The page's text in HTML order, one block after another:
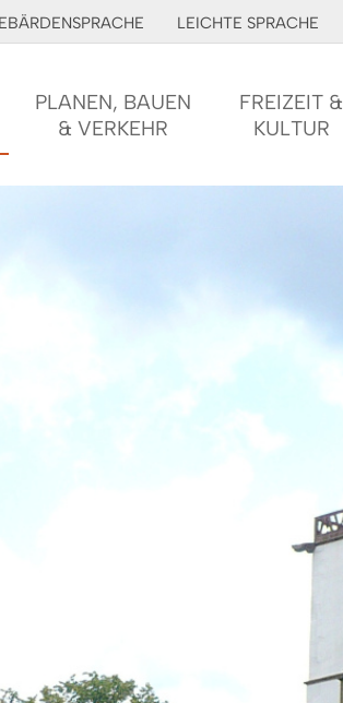
LEICHTE SPRACHE
PLANEN, BAUEN
& VERKEHR
FREIZEIT &
KULTUR